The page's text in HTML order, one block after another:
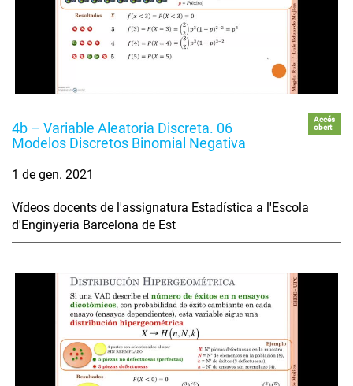
4b – Variable Aleatoria Discreta. 06
Modelos Discretos Binomial Negativa
Accés
obert
1 de gen. 2021
Vídeos docents de l'assignatura Estadística a l'Escola
d'Enginyeria Barcelona de Est